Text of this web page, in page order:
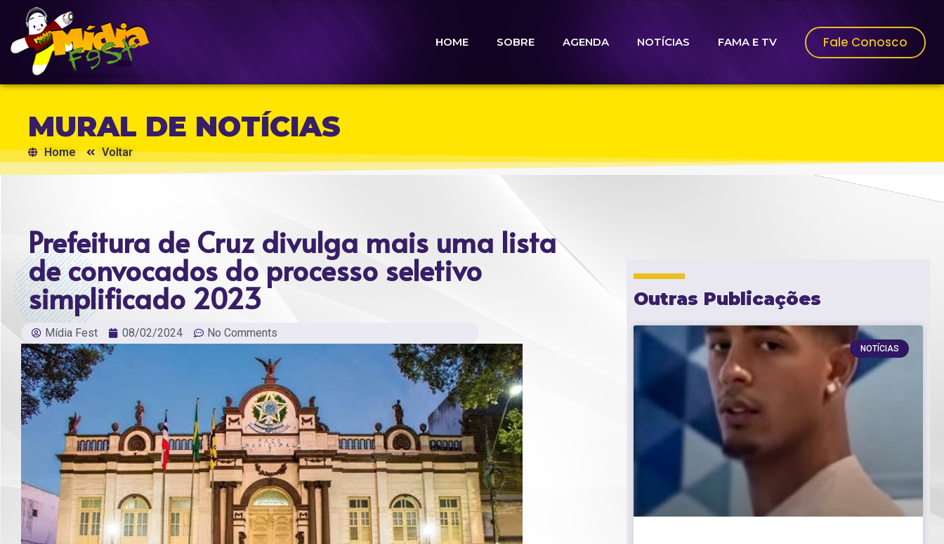
HOME SOBRE AGENDA NOTÍCIAS FAMA E TV Fale Conosco
MURAL DE NOTÍCIAS
Home Voltar
Prefeitura de Cruz divulga mais uma lista
de convocados do processo seletivo
simplificado 2023
Mídia Fest 08/02/2024 No Comments
Outras Publicações
NOTÍCIAS